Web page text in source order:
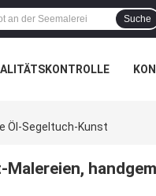
Suche
Öl-Segeltuch-Kunst